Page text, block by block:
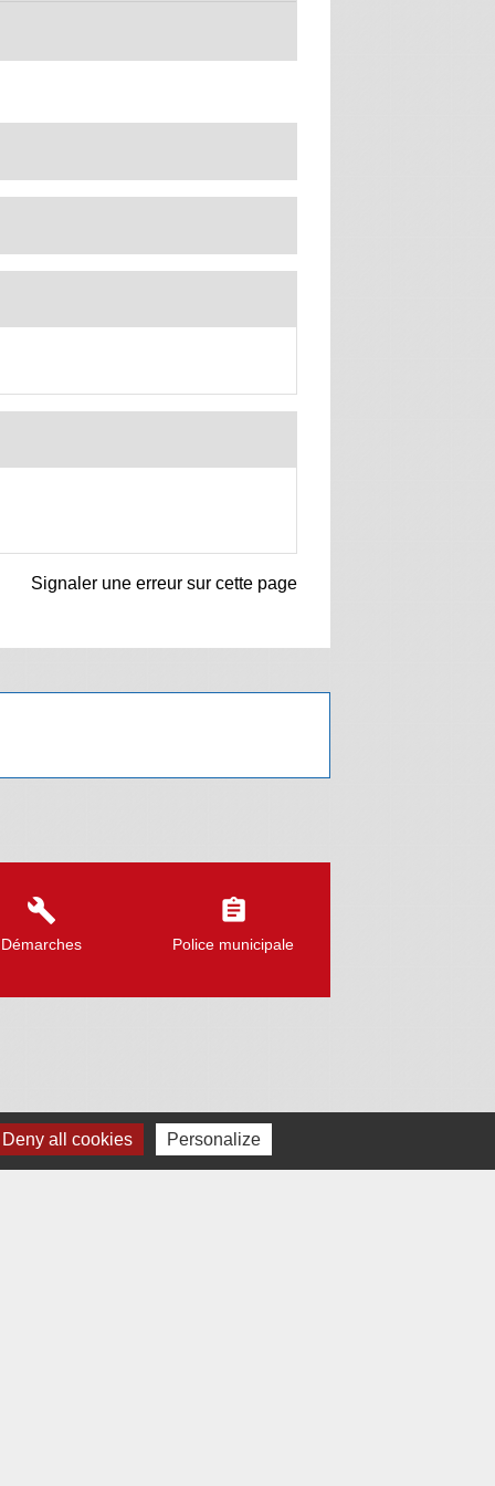
Signaler une erreur sur cette page
build
Démarches
assignment
Police municipale
Deny all cookies Personalize